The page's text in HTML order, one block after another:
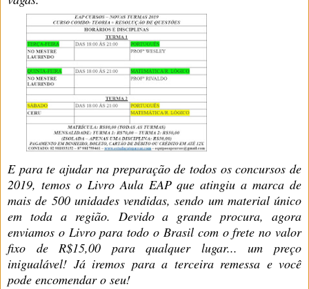
E para te ajudar na preparação de todos os concursos de
2019, temos o Livro Aula EAP que atingiu a marca de
mais de 500 unidades vendidas, sendo um material único
em toda a região. Devido a grande procura, agora
enviamos o Livro para todo o Brasil com o frete no valor
fixo de R$15,00 para qualquer lugar... um preço
inigualável! Já iremos para a terceira remessa e você
pode encomendar o seu!